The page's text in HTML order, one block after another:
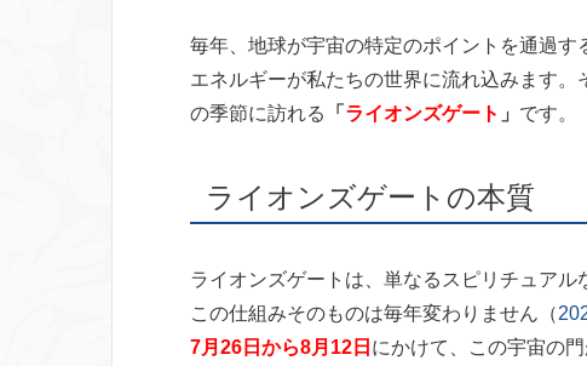
毎年、地球が宇宙の特定のポイントを通過
エネルギーが私たちの世界に流れ込みます
の季節に訪れる
「 ライオンズゲート 」 です。
ライオンズゲートの本質
ライオンズゲートは、単なるスピリチュアル
この仕組みそのものは毎年変わりません（
7月26日から8月12日 にかけて、この宇宙の